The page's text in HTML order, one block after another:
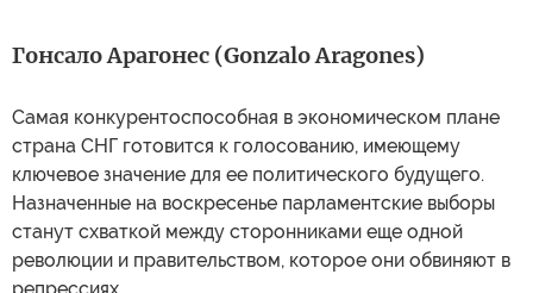
Гонсало Арагонес (Gonzalo Aragones)
Самая конкурентоспособная в экономическом плане
страна СНГ готовится к голосованию, имеющему
ключевое значение для ее политического будущего.
Назначенные на воскресенье парламентские выборы
станут схваткой между сторонниками еще одной
революции и правительством, которое они обвиняют в